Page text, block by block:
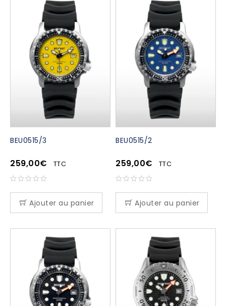
BEU0515/3
259,00€ TTC
Ajouter au panier
BEU0515/2
259,00€ TTC
Ajouter au panier